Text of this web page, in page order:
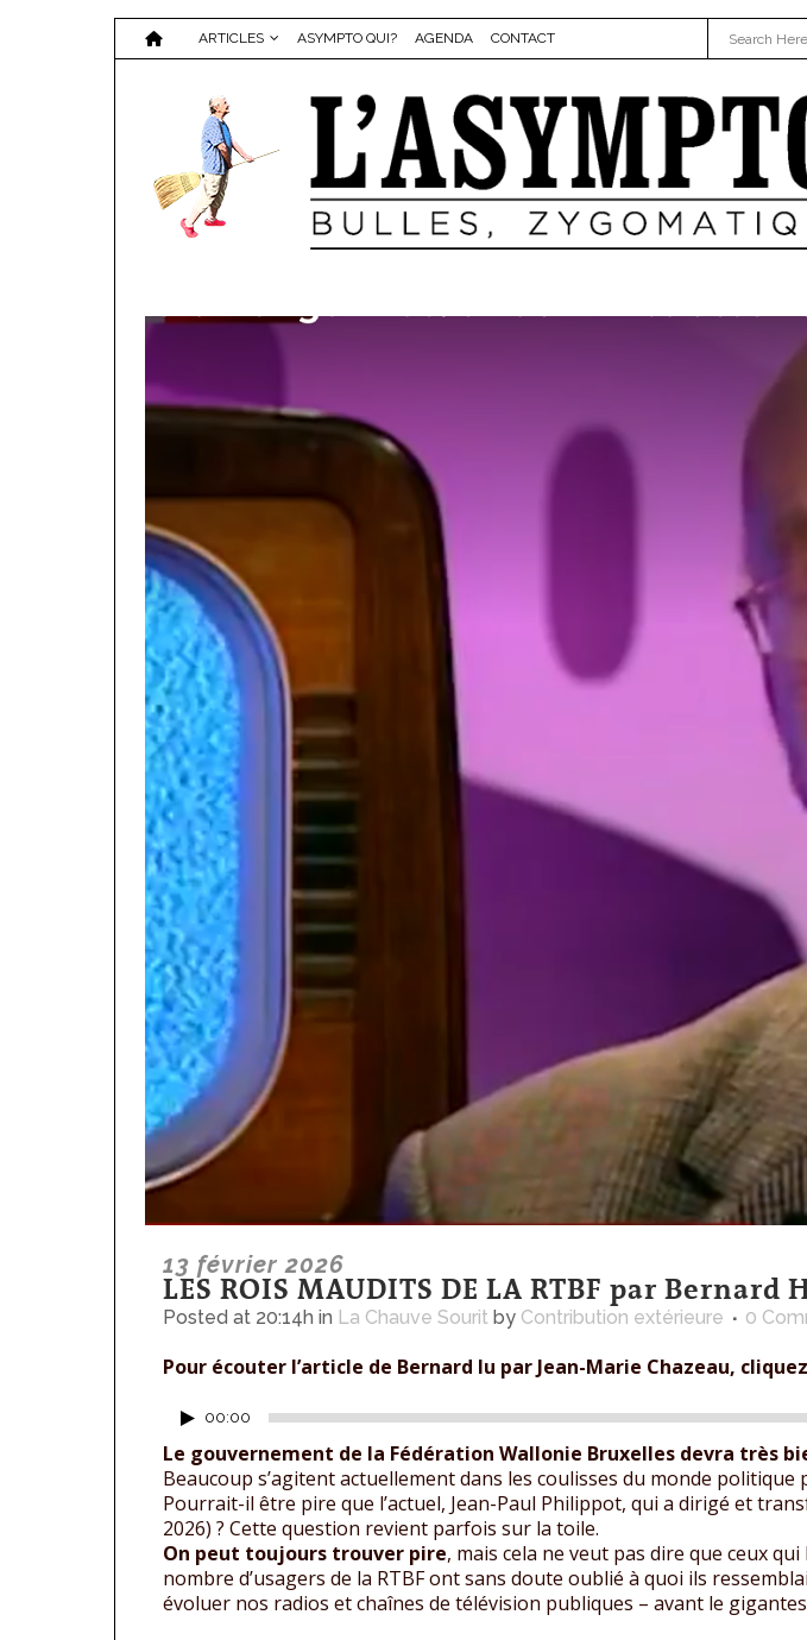
ARTICLES ASYMPTO QUI? AGENDA CONTACT
13 février 2026
LES ROIS MAUDITS DE LA RTBF par
Posted at 20:14h in La Chauve Sourit by Contribution extérieure 0
Pour écouter l’article de Bernard lu par Jean-Marie Chazeau,
Lecteur
audio
00:00
Le gouvernement de la Fédération Wallonie Bruxelles devra très
Beaucoup s’agitent actuellement dans les coulisses du monde
Pourrait-il être pire que l’actuel, Jean-Paul Philippot, qui a dirigé et
2026) ? Cette question revient parfois sur la toile.
On peut toujours trouver pire, mais cela ne veut pas dire que ceux
nombre d’usagers de la RTBF ont sans doute oublié à quoi ils
évoluer nos radios et chaînes de télévision publiques – avant le